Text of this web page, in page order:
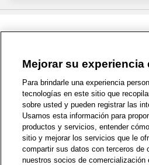
1-800-679-9691 | Contáctenos |
Política de Privacidad | WA
Zona de Bienestar | ©
Mejorar su experiencia
Para brindarle una experiencia
tecnologías en este sitio que
sobre usted y pueden registrar las
Usamos esta información para
productos y servicios, entender
sitio y mejorar los servicios que le
compartir sus datos con terceros de
nuestros socios de comercialización